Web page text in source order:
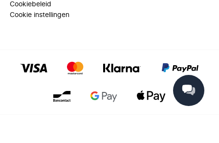
Cookiebeleid
Cookie instellingen